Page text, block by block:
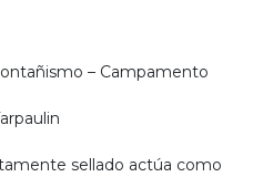
– Campamento
sellado actúa como